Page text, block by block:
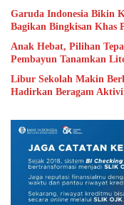
Garuda Indonesia Bikin
Bagikan Bingkisan Khas
Anak Hebat, Pilihan
Pembayun Tanamkan
Libur Sekolah Makin
Hadirkan Beragam